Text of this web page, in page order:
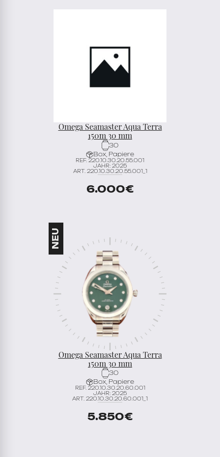
Omega Seamaster Aqua Terra
150m 30 mm
30
Box, Papiere
REF. 220.10.30.20.55.001
JAHR: 2025
ART. 220.10.30.20.55.001_1
6.000€
Omega Seamaster Aqua Terra
150m 30 mm
30
Box, Papiere
REF. 220.10.30.20.60.001
JAHR: 2025
ART. 220.10.30.20.60.001_1
5.850€